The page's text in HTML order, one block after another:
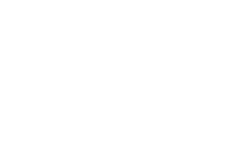
理固定指示流程協調流程。
Builder